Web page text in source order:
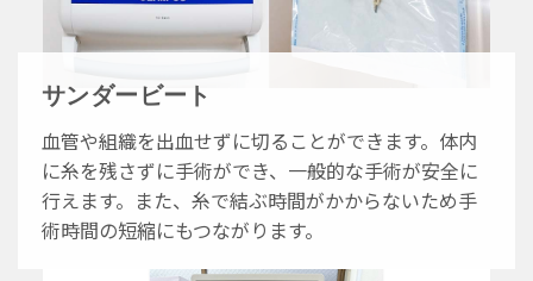
サンダービート
血管や組織を出血せずに切ることができます。体内
に糸を残さずに手術ができ、一般的な手術が安全に
行えます。また、糸で結ぶ時間がかからないため手
術時間の短縮にもつながります。